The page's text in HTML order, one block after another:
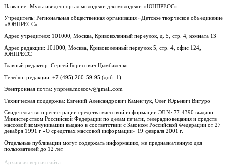
Название: Мультивидеопортал молодёжи для молодёжи «ЮНПРЕСС»
Учредитель: Региональная общественная организация «Детское творческое объединение
«ЮНПРЕСС»
Адрес учредителя: 101000, Москва, Кривоколенный переулок, д. 5, стр. 4, комната 13
Адрес редакции: 101000, Москва, Кривоколенный переулок 5, стр. 4, офис 124,
ЮНПРЕСС
Главный редактор: Сергей Борисович Цымбаленко
Телефон редакции: +7 (495) 260-59-95 (доб. 1)
Электронная почта: ynpress.moscow@gmail.com
Техническая поддержка: Евгений Александрович Каменчук, Олег Юрьевич Вигуро
Свидетельство о регистрации средства массовой информации ЭЛ № 77-4390 выдано
Министерством Российской Федерации по делам печати, телерадиовещания и средств
массовой коммуникации выдано в соответствии с Законом Российской Федерации от 27
декабря 1991 г «О средствах массовой информации» 19 февраля 2001 г.
Отдельные публикации могут содержать информацию, не предназначенную для
пользователей до 12 лет
Архивная версия сайта